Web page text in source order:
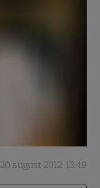
20 august 2012, 13:49